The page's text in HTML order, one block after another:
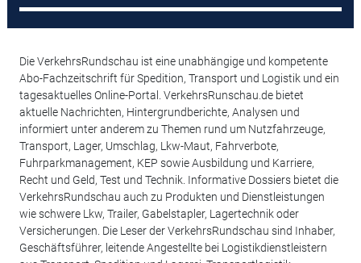
Die VerkehrsRundschau ist eine unabhängige und kompetente
Abo-Fachzeitschrift für Spedition, Transport und Logistik und ein
tagesaktuelles Online-Portal. VerkehrsRunschau.de bietet
aktuelle Nachrichten, Hintergrundberichte, Analysen und
informiert unter anderem zu Themen rund um Nutzfahrzeuge,
Transport, Lager, Umschlag, Lkw-Maut, Fahrverbote,
Fuhrparkmanagement, KEP sowie Ausbildung und Karriere,
Recht und Geld, Test und Technik. Informative Dossiers bietet die
VerkehrsRundschau auch zu Produkten und Dienstleistungen
wie schwere Lkw, Trailer, Gabelstapler, Lagertechnik oder
Versicherungen. Die Leser der VerkehrsRundschau sind Inhaber,
Geschäftsführer, leitende Angestellte bei Logistikdienstleistern